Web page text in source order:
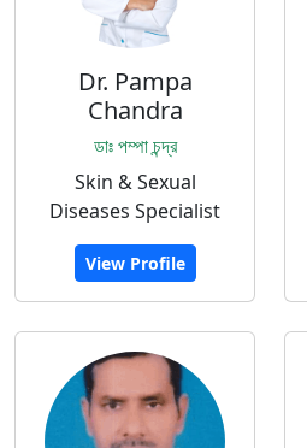
Dr. Pampa
Chandra
ডাঃ পম্পা চন্দ্র
Skin & Sexual
Diseases Specialist
View Profile